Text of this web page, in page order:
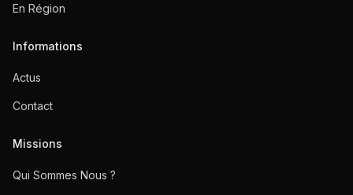
En Région
Informations
Actus
Contact
Missions
Qui Sommes Nous ?